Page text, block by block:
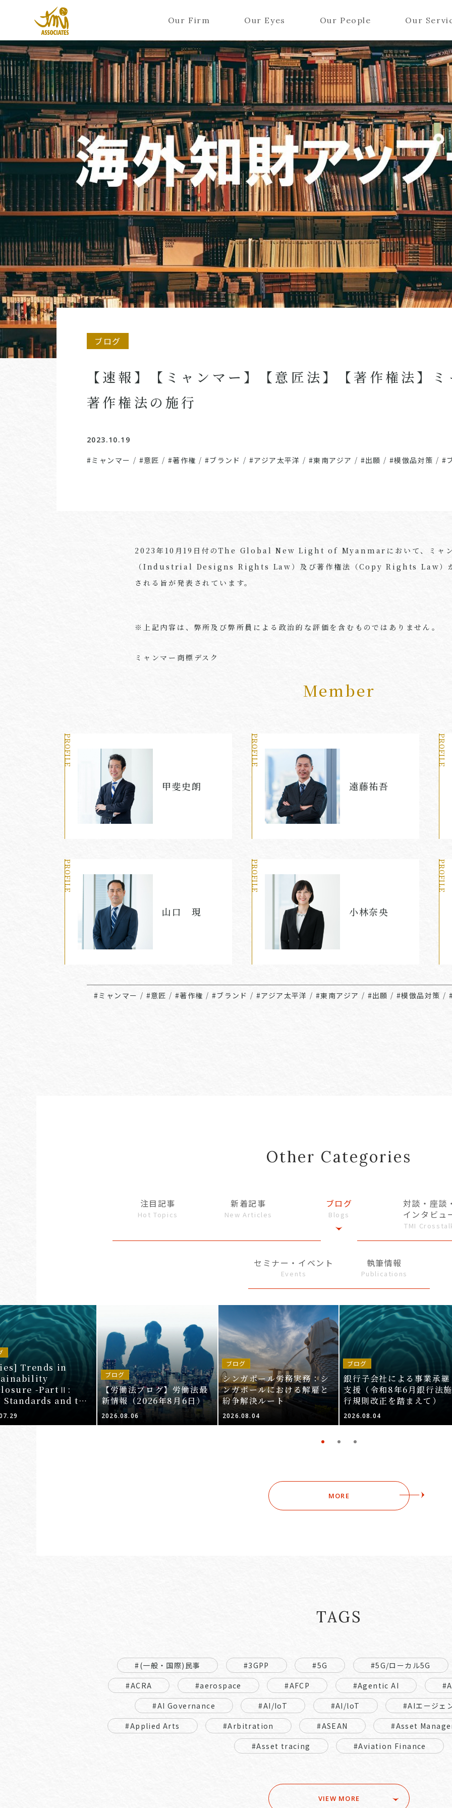
Our Firm Our Eyes Our People Our
ブログ
【速報】【ミャンマー】【意匠法】【著作権法】
著作権法の施行
2023.10.19
#ミャンマー / #意匠 /#著作権 / #ブランド /#アジア太平洋 /#東南アジア / #出願 /#模倣品対策 / #
2023年10月19日付のThe Global New Light of Myanmarにおいて、ミャン
（Industrial Designs Rights Law）及び著作権法（Copy Rights Law）が
される旨が発表されています。
※上記内容は、弊所及び弊所員による政治的な評価を含むものではありません。
ミャンマー商標デスク
Member
PROFILE
甲斐史朗
PROFILE
遠藤祐吾
PROFILE
PROFILE
山口 現
PROFILE
小林奈央
PROFILE
#ミャンマー / #意匠 / #著作権 / #ブランド / #アジア太平洋 / #東南アジア / #出願 / #模倣品対策 /
Other Categories
注目記事
Hot Topics
新着記事
New Articles
ブログ
Blogs
対談・座談
インタビュ
TMI
セミナー・イベント
Events
執筆情報
Publications
Trends in
-PartⅡ:
Standards and the
of
Scope 3
ブログ
【労働法ブログ】労働法最
新情報（2026年8月6日）
2026.08.06
ブログ
シンガポール労務実務：シ
ンガポールにおける解雇と
紛争解決ルート
2026.08.04
ブログ
銀行子会社による事業承継
支援（令和8年6月銀行法施
行規則改正を踏まえて）
2026.08.04
MORE
TAGS
#(一般・国際)民事 #3GPP #5G
#5G/ローカル5G
#ACRA
#aerospace #AFCP #Agentic AI
#AI Governance
#AI/IoT #AI/loT
#AIエージェ
#Applied Arts
#Arbitration #ASEAN
#Asset
#Asset tracing
#Aviation Finance
VIEW MORE